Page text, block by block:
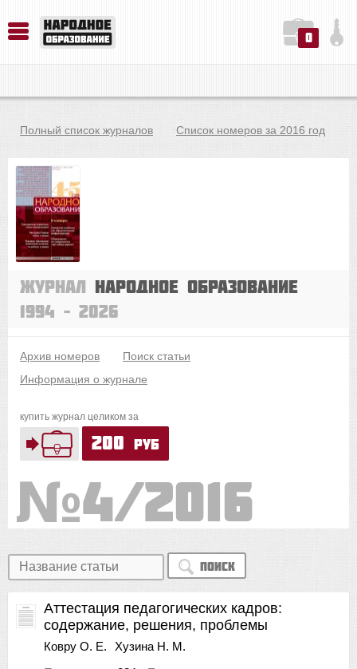
0
Полный список журналов Список номеров за 2016 год
Журнал Народное образование
1994 – 2026
Архив номеров
Поиск статьи
Информация о журнале
купить журнал целиком за
200 руб
4/2016
Поиск
Аттестация педагогических кадров:
содержание, решения, проблемы
Ковру О. Е.
Хузина Н. М.